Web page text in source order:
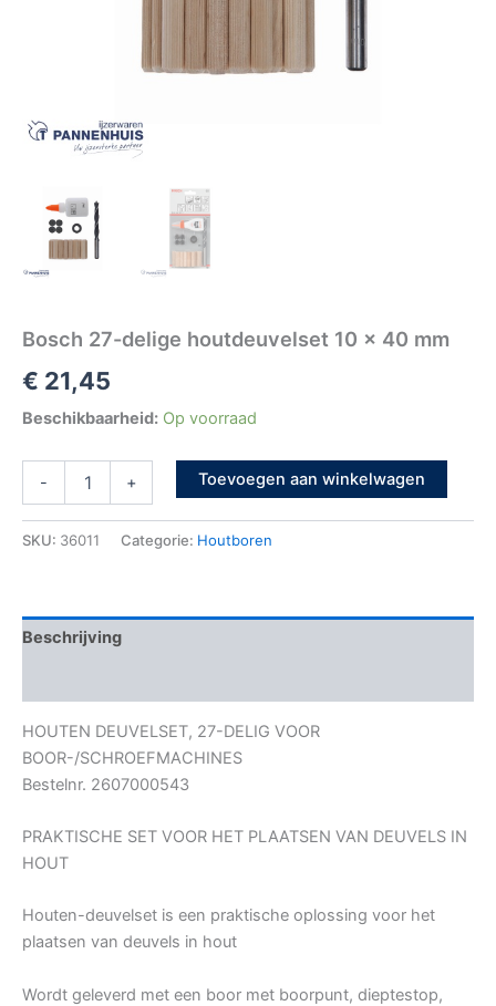
Bosch 27-delige houtdeuvelset 10 x 40 mm
€ 21,45
Beschikbaarheid: Op voorraad
- + Toevoegen aan winkelwagen
SKU: 36011 Categorie: Houtboren
Beschrijving
HOUTEN DEUVELSET, 27-DELIG VOOR
BOOR-/SCHROEFMACHINES
Bestelnr. 2607000543
PRAKTISCHE SET VOOR HET PLAATSEN VAN DEUVELS IN
HOUT
Houten-deuvelset is een praktische oplossing voor het
plaatsen van deuvels in hout
Wordt geleverd met een boor met boorpunt, dieptestop,